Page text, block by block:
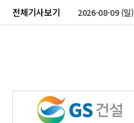
전체기사보기 2026-08-09 (일)